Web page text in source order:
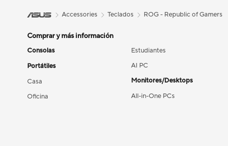
Accessories Teclados ROG - Republic of Gamers
Comprar y más información
Consolas
Portátiles
Casa
Oficina
Estudiantes
AI PC
Monitores/Desktops
All-in-One PCs